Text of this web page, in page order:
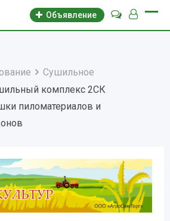
Объявление
Сушильное
комплекс 2СК
пиломатериалов и